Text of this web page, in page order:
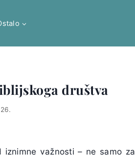
društva
važnosti – ne samo za